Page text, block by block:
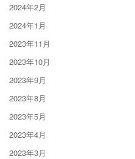
2024年2月
2024年1月
2023年11月
2023年10月
2023年9月
2023年8月
2023年5月
2023年4月
2023年3月